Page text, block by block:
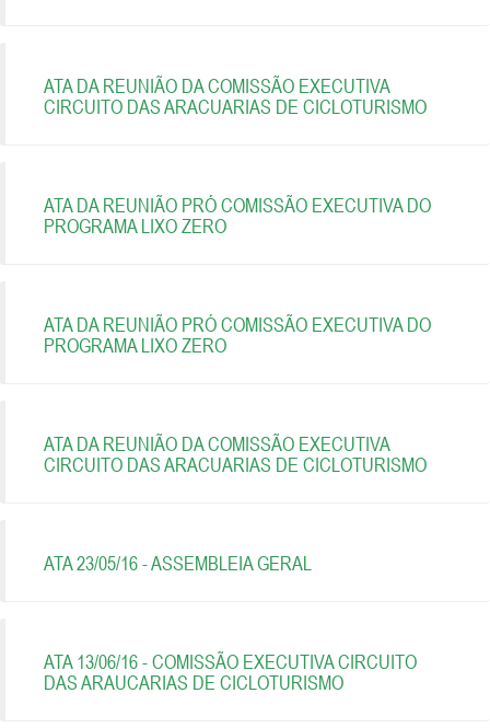
ATA DA REUNIÃO DA COMISSÃO EXECUTIVA
CIRCUITO DAS ARACUARIAS DE CICLOTURISMO
ATA DA REUNIÃO PRÓ COMISSÃO EXECUTIVA DO
PROGRAMA LIXO ZERO
ATA DA REUNIÃO PRÓ COMISSÃO EXECUTIVA DO
PROGRAMA LIXO ZERO
ATA DA REUNIÃO DA COMISSÃO EXECUTIVA
CIRCUITO DAS ARACUARIAS DE CICLOTURISMO
ATA 23/05/16 - ASSEMBLEIA GERAL
ATA 13/06/16 - COMISSÃO EXECUTIVA CIRCUITO
DAS ARAUCARIAS DE CICLOTURISMO